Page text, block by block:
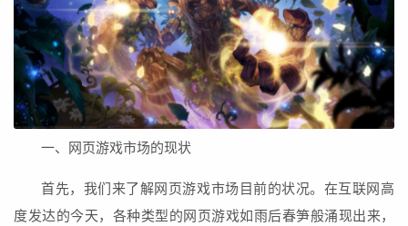
一、网页游戏市场的现状
首先，我们来了解网页游戏市场目前的状况。在互联网高
度发达的今天，各种类型的网页游戏如雨后春笋般涌现出来，